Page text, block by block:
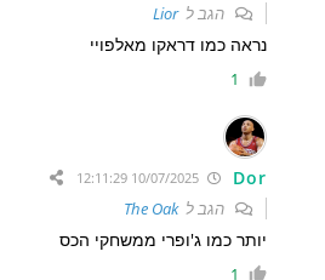
הגב לLior
נראה כמו דראקו מאלפויי
1
Dor
הגב לThe Oak
יותר כמו ג'ופרי ממשחקי הכס
1